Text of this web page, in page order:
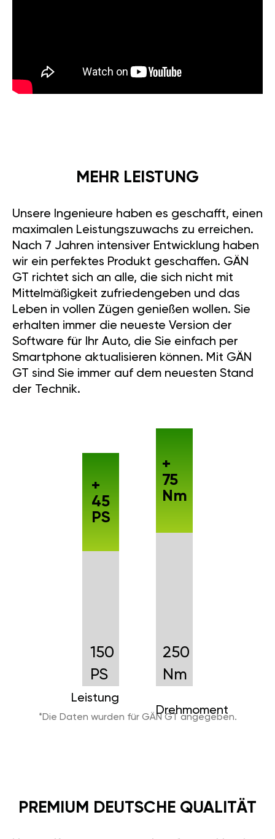
MEHR LEISTUNG
Unsere Ingenieure haben es geschafft, einen
maximalen Leistungszuwachs zu erreichen.
Nach 7 Jahren intensiver Entwicklung haben
wir ein perfektes Produkt geschaffen. GÄN
GT richtet sich an alle, die sich nicht mit
Mittelmäßigkeit zufriedengeben und das
Leben in vollen Zügen genießen wollen. Sie
erhalten immer die neueste Version der
Software für Ihr Auto, die Sie einfach per
Smartphone aktualisieren können. Mit GÄN
GT sind Sie immer auf dem neuesten Stand
der Technik.
150
PS
Leistung
+
45
PS
250
Nm
Drehmoment
+
75
Nm
*Die Daten wurden für GÄN GT angegeben.
PREMIUM DEUTSCHE QUALITÄT